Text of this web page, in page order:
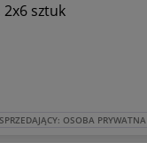
sztuk
SPRZEDAJĄCY: OSOBA PRYWATNA